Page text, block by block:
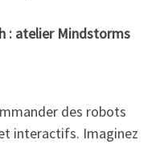
: atelier Mindstorms
des robots
interactifs. Imaginez